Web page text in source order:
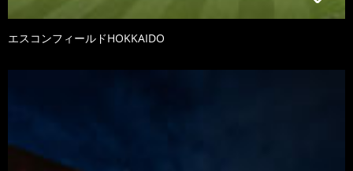
エスコンフィールドHOKKAIDO